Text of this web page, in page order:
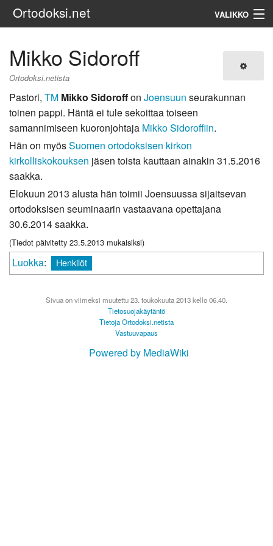
Ortodoksi.net VALIKKO
Mikko Sidoroff
Ortodoksi.netista
Pastori, TM Mikko Sidoroffon Joensuun seurakunnan
toinen pappi. Häntä ei tule sekoittaa toiseen
samannimiseen kuoronjohtaja Mikko Sidoroffiin.
Hän on myösSuomen ortodoksisen kirkon
kirkolliskokouksen jäsen toista kauttaan ainakin 31.5.2016
saakka.
Elokuun 2013 alusta hän toimii Joensuussa sijaitsevan
ortodoksisen seuminaarin vastaavana opettajana
30.6.2014 saakka.
(Tiedot päivitetty 23.5.2013 mukaisiksi)
Luokka: Henkilöt
Sivua on viimeksi muutettu 23. toukokuuta 2013 kello 06.40.
Tietosuojakäytäntö
Tietoja Ortodoksi.netista
Vastuuvapaus
Powered by MediaWiki